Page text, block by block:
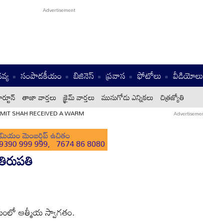
సంపాదకీయం బిజినెస్ ప్రవాస ఫోటోలు వీడియోలు
తాజా వార్తలు క్రైమ్ వార్తలు మునుగోడు ఎన్నికలు చిత్రజ్యోతి
SHAH RECEIVED A WARM
మెంబర్షిప్ ఉచితం
999 999, 7674 86 8080
ఆత్మీయ స్వాగతం.